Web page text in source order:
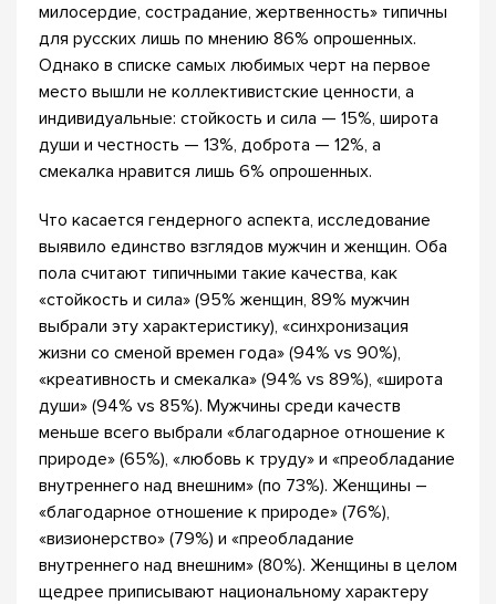
милосердие, сострадание, жертвенность» типичны
для русских лишь по мнению 86% опрошенных.
Однако в списке самых любимых черт на первое
место вышли не коллективистские ценности, а
индивидуальные: стойкость и сила — 15%, широта
души и честность — 13%, доброта — 12%, а
смекалка нравится лишь 6% опрошенных.
Что касается гендерного аспекта, исследование
выявило единство взглядов мужчин и женщин. Оба
пола считают типичными такие качества, как
«стойкость и сила» (95% женщин, 89% мужчин
выбрали эту характеристику), «синхронизация
жизни со сменой времен года» (94% vs 90%),
«креативность и смекалка» (94% vs 89%), «широта
души» (94% vs 85%). Мужчины среди качеств
меньше всего выбрали «благодарное отношение к
природе» (65%), «любовь к труду» и «преобладание
внутреннего над внешним» (по 73%). Женщины –
«благодарное отношение к природе» (76%),
«визионерство» (79%) и «преобладание
внутреннего над внешним» (80%). Женщины в целом
щедрее приписывают национальному характеру